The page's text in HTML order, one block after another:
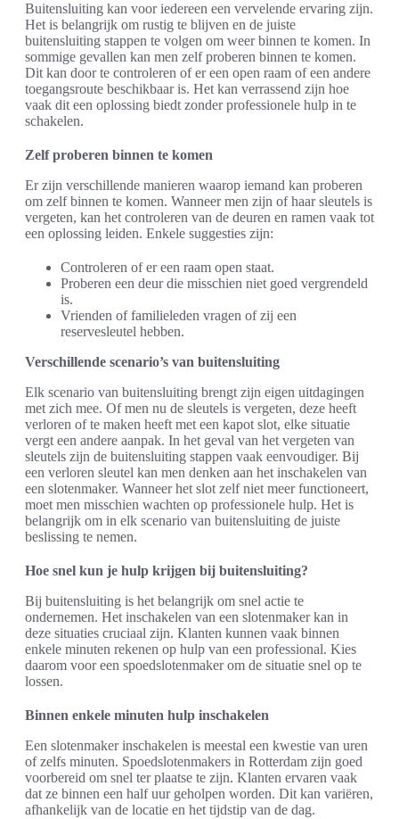
Buitensluiting kan voor iedereen een vervelende ervaring zijn.
Het is belangrijk om rustig te blijven en de juiste
buitensluiting stappen te volgen om weer binnen te komen. In
sommige gevallen kan men zelf proberen binnen te komen.
Dit kan door te controleren of er een open raam of een andere
toegangsroute beschikbaar is. Het kan verrassend zijn hoe
vaak dit een oplossing biedt zonder professionele hulp in te
schakelen.
Zelf proberen binnen te komen
Er zijn verschillende manieren waarop iemand kan proberen
om zelf binnen te komen. Wanneer men zijn of haar sleutels is
vergeten, kan het controleren van de deuren en ramen vaak tot
een oplossing leiden. Enkele suggesties zijn:
Controleren of er een raam open staat.
Proberen een deur die misschien niet goed vergrendeld
is.
Vrienden of familieleden vragen of zij een
reservesleutel hebben.
Verschillende scenario’s van buitensluiting
Elk scenario van buitensluiting brengt zijn eigen uitdagingen
met zich mee. Of men nu de sleutels is vergeten, deze heeft
verloren of te maken heeft met een kapot slot, elke situatie
vergt een andere aanpak. In het geval van het vergeten van
sleutels zijn de buitensluiting stappen vaak eenvoudiger. Bij
een verloren sleutel kan men denken aan het inschakelen van
een slotenmaker. Wanneer het slot zelf niet meer functioneert,
moet men misschien wachten op professionele hulp. Het is
belangrijk om in elk scenario van buitensluiting de juiste
beslissing te nemen.
Hoe snel kun je hulp krijgen bij buitensluiting?
Bij buitensluiting is het belangrijk om snel actie te
ondernemen. Het inschakelen van een slotenmaker kan in
deze situaties cruciaal zijn. Klanten kunnen vaak binnen
enkele minuten rekenen op hulp van een professional. Kies
daarom voor een spoedslotenmaker om de situatie snel op te
lossen.
Binnen enkele minuten hulp inschakelen
Een slotenmaker inschakelen is meestal een kwestie van uren
of zelfs minuten. Spoedslotenmakers in Rotterdam zijn goed
voorbereid om snel ter plaatse te zijn. Klanten ervaren vaak
dat ze binnen een half uur geholpen worden. Dit kan variëren,
afhankelijk van de locatie en het tijdstip van de dag.